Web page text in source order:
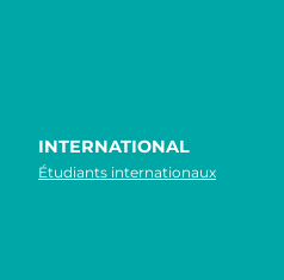
INTERNATIONAL
Étudiants internationaux